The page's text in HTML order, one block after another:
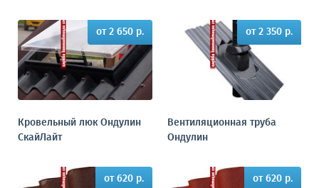
от 2 650 р.
Кровельный люк Ондулин
СкайЛайт
от 2 350 р.
Вентиляционная труба
Ондулин
от 620 р. от 620 р.